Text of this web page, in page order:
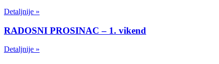
Detaljnije »
RADOSNI PROSINAC – 1. vikend
Detaljnije »